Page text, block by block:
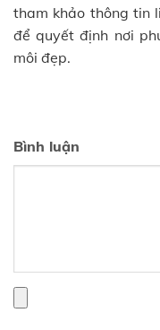
tham khảo thông tin
để quyết định nơi
môi đẹp.
Bình luận